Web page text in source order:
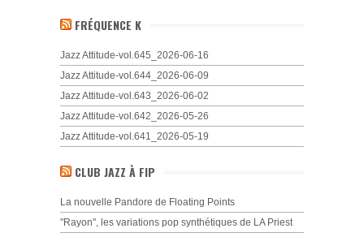
FRÉQUENCE K
Jazz Attitude-vol.645_2026-06-16
Jazz Attitude-vol.644_2026-06-09
Jazz Attitude-vol.643_2026-06-02
Jazz Attitude-vol.642_2026-05-26
Jazz Attitude-vol.641_2026-05-19
CLUB JAZZ À FIP
La nouvelle Pandore de Floating Points
"Rayon", les variations pop synthétiques de LA Priest